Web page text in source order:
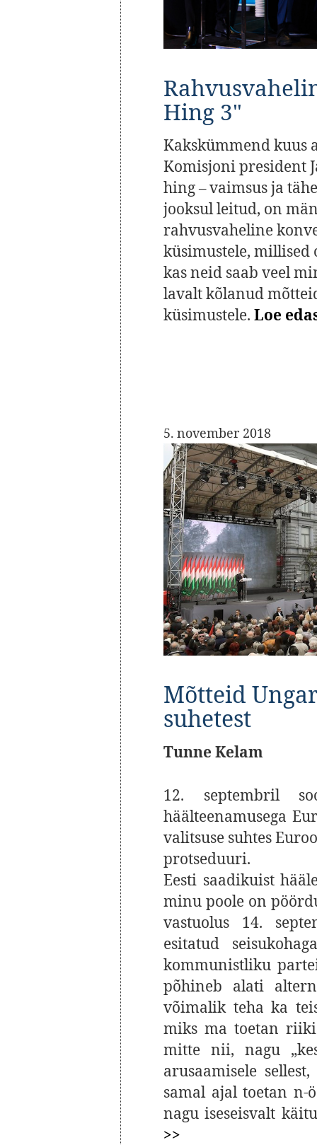
Hing 3"
Kakskümmend kuus
Komisjoni president
hing – vaimsus ja
jooksul leitud, on
rahvusvaheline
küsimustele,
kas neid saab veel
lavalt kõlanud
küsimustele. Loe
5. november 2018
Mõtteid
suhetest
Tunne Kelam
12. septembril
häälteenamusega
valitsuse suhtes
protseduuri.
Eesti saadikuist
minu poole on
vastuolus 14.
esitatud
kommunistliku
põhineb alati
võimalik teha ka
miks ma toetan
mitte nii, nagu
arusaamisele
samal ajal toetan n-
nagu iseseisvalt
>>